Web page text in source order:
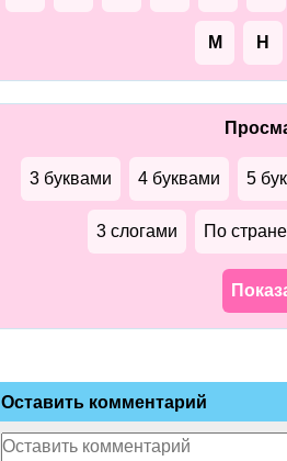
М Н
3 буквами 4 буквами 5
3 слогами По стране
Оставить комментарий